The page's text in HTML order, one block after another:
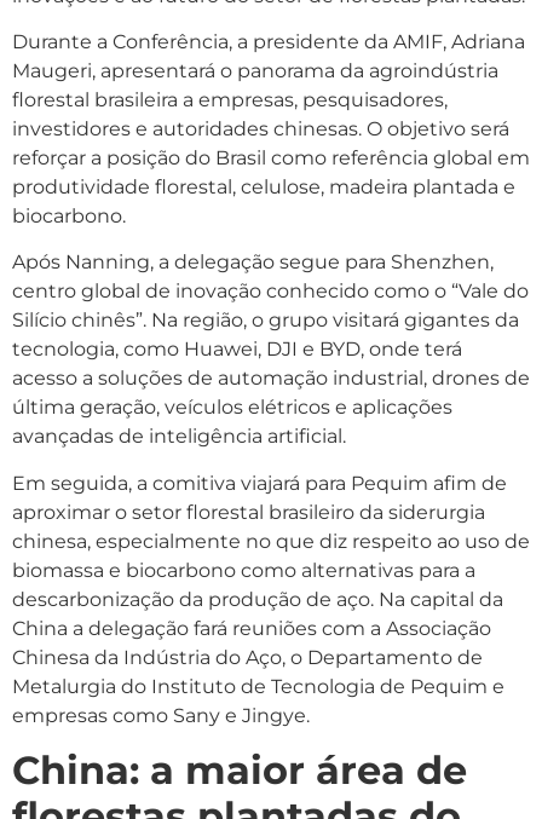
Durante a Conferência, a presidente da AMIF, Adriana
Maugeri, apresentará o panorama da agroindústria
florestal brasileira a empresas, pesquisadores,
investidores e autoridades chinesas. O objetivo será
reforçar a posição do Brasil como referência global em
produtividade florestal, celulose, madeira plantada e
biocarbono.
Após Nanning, a delegação segue para Shenzhen,
centro global de inovação conhecido como o “Vale do
Silício chinês”. Na região, o grupo visitará gigantes da
tecnologia, como Huawei, DJI e BYD, onde terá
acesso a soluções de automação industrial, drones de
última geração, veículos elétricos e aplicações
avançadas de inteligência artificial.
Em seguida, a comitiva viajará para Pequim afim de
aproximar o setor florestal brasileiro da siderurgia
chinesa, especialmente no que diz respeito ao uso de
biomassa e biocarbono como alternativas para a
descarbonização da produção de aço. Na capital da
China a delegação fará reuniões com a Associação
Chinesa da Indústria do Aço, o Departamento de
Metalurgia do Instituto de Tecnologia de Pequim e
empresas como Sany e Jingye.
China: a maior área de